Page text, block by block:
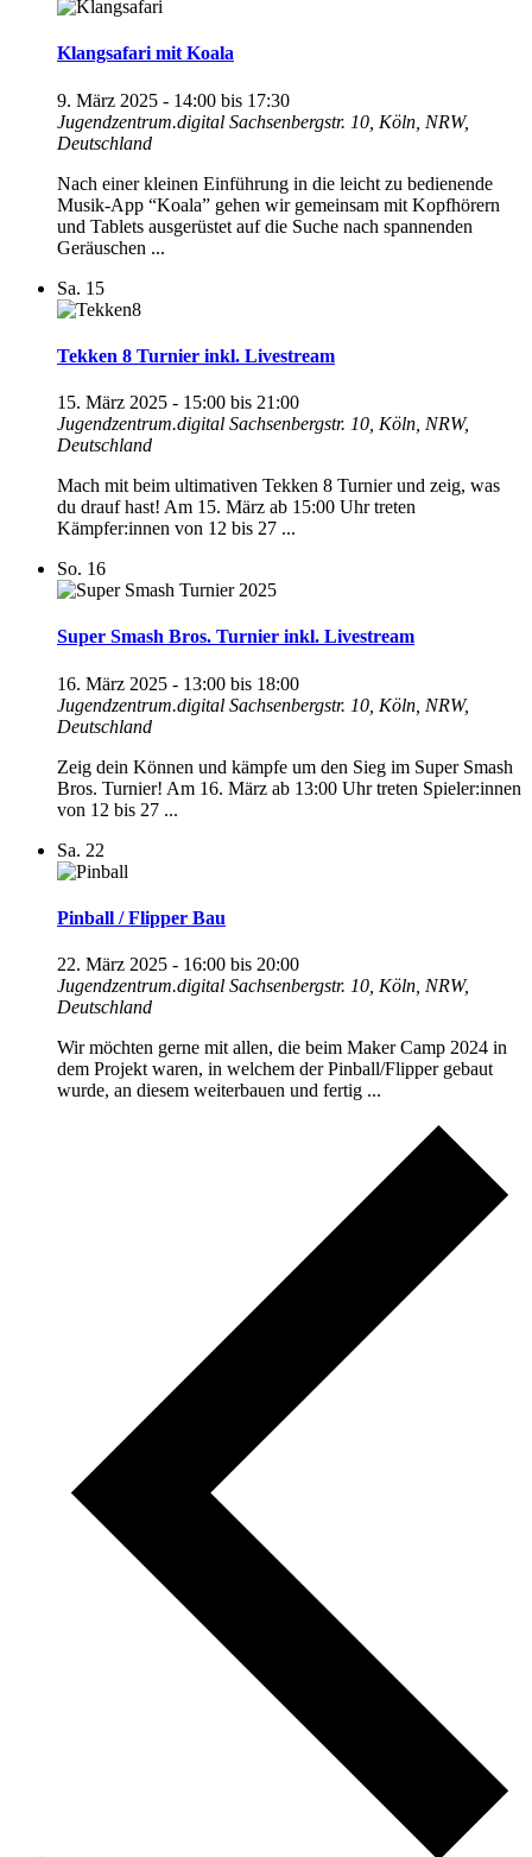
Klangsafari mit Koala
9. März 2025 - 14:00 bis 17:30
Jugendzentrum.digital Sachsenbergstr. 10, Köln, NRW,
Deutschland
Nach einer kleinen Einführung in die leicht zu bedienende
Musik-App “Koala” gehen wir gemeinsam mit Kopfhörern
und Tablets ausgerüstet auf die Suche nach spannenden
Geräuschen ...
Sa. 15
Tekken 8 Turnier inkl. Livestream
15. März 2025 - 15:00 bis 21:00
Jugendzentrum.digital Sachsenbergstr. 10, Köln, NRW,
Deutschland
Mach mit beim ultimativen Tekken 8 Turnier und zeig, was
du drauf hast! Am 15. März ab 15:00 Uhr treten
Kämpfer:innen von 12 bis 27 ...
So. 16
Super Smash Bros. Turnier inkl. Livestream
16. März 2025 - 13:00 bis 18:00
Jugendzentrum.digital Sachsenbergstr. 10, Köln, NRW,
Deutschland
Zeig dein Können und kämpfe um den Sieg im Super Smash
Bros. Turnier! Am 16. März ab 13:00 Uhr treten Spieler:innen
von 12 bis 27 ...
Sa. 22
Pinball / Flipper Bau
22. März 2025 - 16:00 bis 20:00
Jugendzentrum.digital Sachsenbergstr. 10, Köln, NRW,
Deutschland
Wir möchten gerne mit allen, die beim Maker Camp 2024 in
dem Projekt waren, in welchem der Pinball/Flipper gebaut
wurde, an diesem weiterbauen und fertig ...